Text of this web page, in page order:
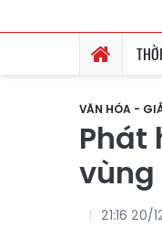
VĂN HÓA -
Phát
vùng
21:16 20/